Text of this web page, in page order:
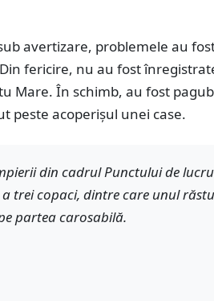
avertizare, problemele au
fericire, nu au fost
Mare. În schimb, au fost
peste acoperișul unei case.
din cadrul Punctului de lucru
trei copaci, dintre care unul
partea carosabilă.